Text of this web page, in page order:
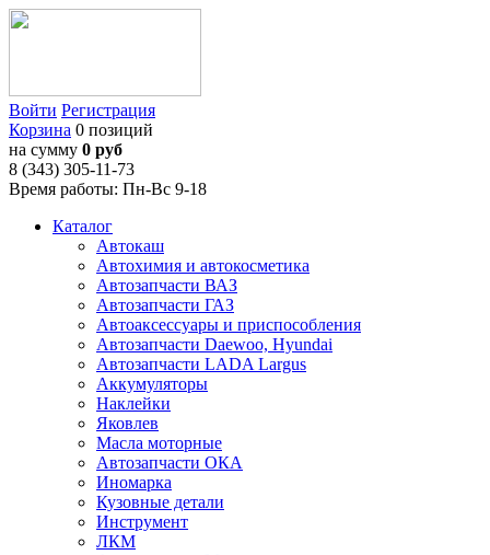
Войти Регистрация
Корзина 0 позиций
на сумму 0 руб
8 (343) 305-11-73
Время работы: Пн-Вс 9-18
Каталог
Автокаш
Автохимия и автокосметика
Автозапчасти ВАЗ
Автозапчасти ГАЗ
Автоаксессуары и приспособления
Автозапчасти Daewoo, Hyundai
Автозапчасти LADA Largus
Аккумуляторы
Наклейки
Яковлев
Масла моторные
Автозапчасти ОКА
Иномарка
Кузовные детали
Инструмент
ЛКМ